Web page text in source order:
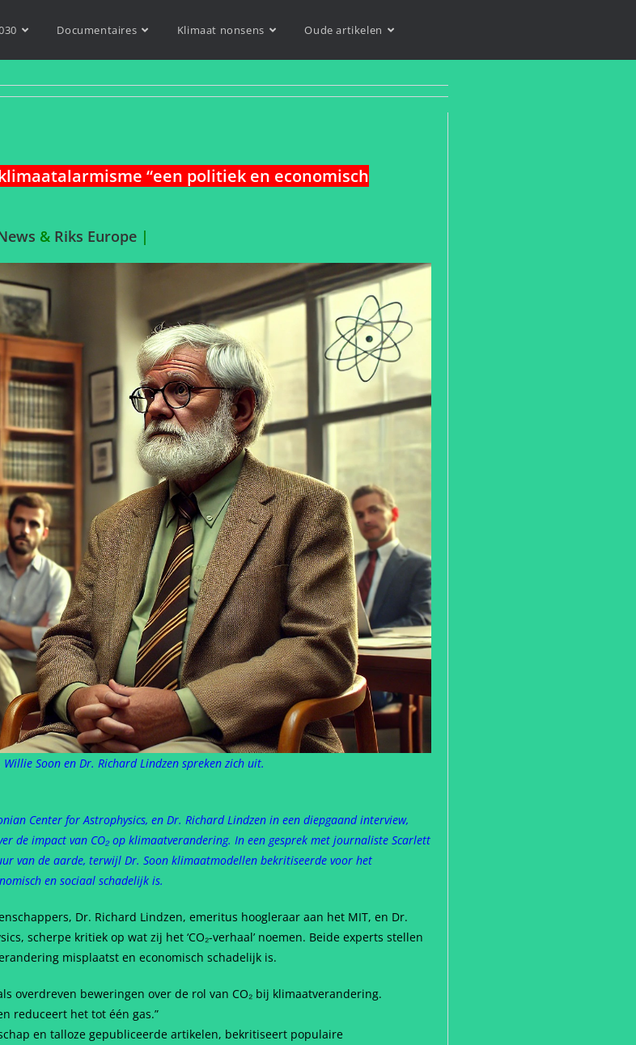
Documentaires Klimaat nonsens Oude artikelen
“een politiek en economisch
& Riks Europe |
Soon en Dr. Richard Lindzen spreken zich uit.
Center for Astrophysics, en Dr. Richard Lindzen in een diepgaand interview,
de impact van CO₂ op klimaatverandering. In een gesprek met journaliste Scarlett
van de aarde, terwijl Dr. Soon klimaatmodellen bekritiseerde voor het
en sociaal schadelijk is.
Dr. Richard Lindzen, emeritus hoogleraar aan het MIT, en Dr.
scherpe kritiek op wat zij het ‘CO₂-verhaal’ noemen. Beide experts stellen
misplaatst en economisch schadelijk is.
overdreven beweringen over de rol van CO₂ bij klimaatverandering.
reduceert het tot één gas.”
en talloze gepubliceerde artikelen, bekritiseert populaire